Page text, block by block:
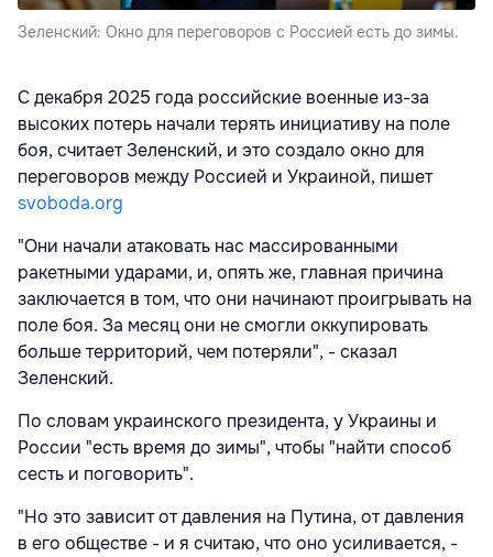
Зеленский: Окно для переговоров с Россией есть до зимы.
С декабря 2025 года российские военные из-за
высоких потерь начали терять инициативу на поле
боя, считает Зеленский, и это создало окно для
переговоров между Россией и Украиной, пишет
svoboda.org
"Они начали атаковать нас массированными
ракетными ударами, и, опять же, главная причина
заключается в том, что они начинают проигрывать на
поле боя. За месяц они не смогли оккупировать
больше территорий, чем потеряли", - сказал
Зеленский.
По словам украинского президента, у Украины и
России "есть время до зимы", чтобы "найти способ
сесть и поговорить".
"Но это зависит от давления на Путина, от давления
в его обществе - и я считаю, что оно усиливается, -